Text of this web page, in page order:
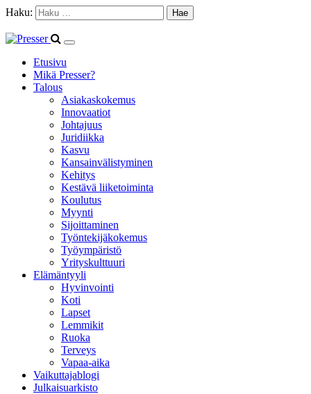
Haku:
Etusivu
Mikä Presser?
Talous
Asiakaskokemus
Innovaatiot
Johtajuus
Juridiikka
Kasvu
Kansainvälistyminen
Kehitys
Kestävä liiketoiminta
Koulutus
Myynti
Sijoittaminen
Työntekijäkokemus
Työympäristö
Yrityskulttuuri
Elämäntyyli
Hyvinvointi
Koti
Lapset
Lemmikit
Ruoka
Terveys
Vapaa-aika
Vaikuttajablogi
Julkaisuarkisto